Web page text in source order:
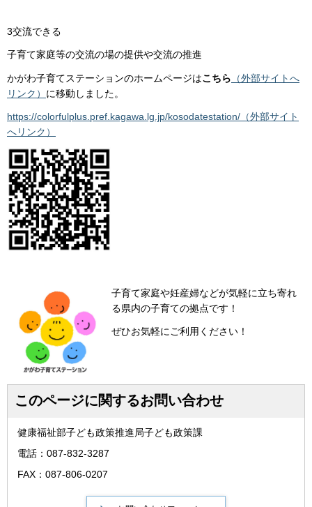
3交流できる
子育て家庭等の交流の場の提供や交流の推進
かがわ子育てステーションのホームページはこちら （外部サイトへ
リンク） に移動しました。
https://colorfulplus.pref.kagawa.lg.jp/kosodatestation/（外部サイト
へリンク）
子育て家庭や妊産婦などが気軽に立ち寄れ
る県内の子育ての拠点です！
ぜひお気軽にご利用ください！
このページに関するお問い合わせ
健康福祉部子ども政策推進局子ども政策課
電話：087-832-3287
FAX：087-806-0207